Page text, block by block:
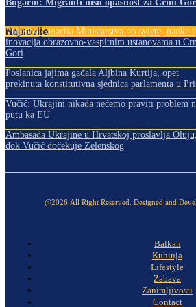
Bugarin: Migranti nisu opasnost za Crnu
Najnovije
Vrijedna donacija Ministarstva prosvjete, nauke i
inovacija obrazovno-vaspitnim ustanovama u
Gori
Poslanica jajima gađala Aljbina Kurtija, opet
prekinuta konstitutivna sjednica parlamenta u
Vučić: Ukrajini nikada nećemo praviti problem
putu ka EU
Ambasada Ukrajine u Hrvatskoj proslavlja Oluju,
dok Vučić dočekuje Zelenskog
@2026.All Right Reserved. Designed and
Balkan
Kuhinja
Lifestyle
Zabava
Zanimljivosti
Contact